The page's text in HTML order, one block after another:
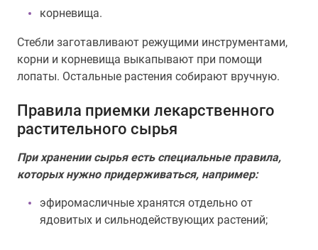
корневища.
Стебли заготавливают режущими инструментами,
корни и корневища выкапывают при помощи
лопаты. Остальные растения собирают вручную.
Правила приемки лекарственного
растительного сырья
При хранении сырья есть специальные правила,
которых нужно придерживаться, например:
эфиромасличные хранятся отдельно от
ядовитых и сильнодействующих растений;